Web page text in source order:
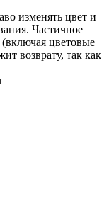
изменять цвет и
Частичное
цветовые
возврату, так как